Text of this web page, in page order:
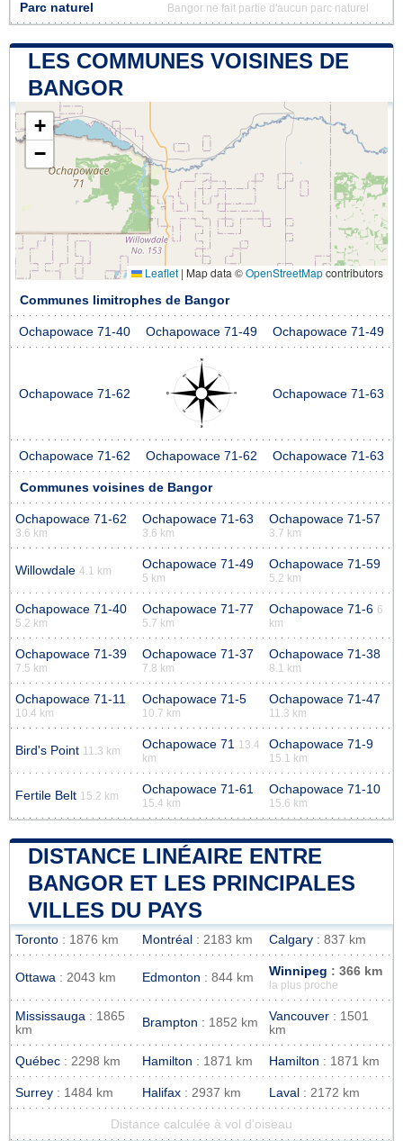
Parc naturel Bangor ne fait partie d'aucun parc naturel
LES COMMUNES VOISINES DE
BANGOR
+
−
Leaflet | Map data ©OpenStreetMapcontributors
Communes limitrophes de Bangor
Ochapowace 71-40 Ochapowace 71-49 Ochapowace 71-49
Ochapowace 71-62 Ochapowace 71-63
Ochapowace 71-62 Ochapowace 71-62 Ochapowace 71-63
Communes voisines de Bangor
Ochapowace 71-62
3.6 km
Ochapowace 71-63
3.6 km
Ochapowace 71-57
3.7 km
Willowdale 4.1 km Ochapowace 71-49
5 km
Ochapowace 71-59
5.2 km
Ochapowace 71-40
5.2 km
Ochapowace 71-77
5.7 km
Ochapowace 71-6 6
km
Ochapowace 71-39
7.5 km
Ochapowace 71-37
7.8 km
Ochapowace 71-38
8.1 km
Ochapowace 71-11
10.4 km
Ochapowace 71-5
10.7 km
Ochapowace 71-47
11.3 km
Bird's Point 11.3 km Ochapowace 71
13.4
km
Ochapowace 71-9
15.1 km
Fertile Belt 15.2 km Ochapowace 71-61
15.4 km
Ochapowace 71-10
15.6 km
DISTANCE LINÉAIRE ENTRE
BANGOR ET LES PRINCIPALES
VILLES DU PAYS
Toronto : 1876 km Montréal : 2183 km Calgary : 837 km
Ottawa : 2043 km Edmonton : 844 km Winnipeg : 366 km
la plus proche
Mississauga : 1865
km
Brampton : 1852 km Vancouver : 1501
km
Québec : 2298 km Hamilton : 1871 km Hamilton : 1871 km
Surrey : 1484 km Halifax : 2937 km Laval : 2172 km
Distance calculée à vol d'oiseau